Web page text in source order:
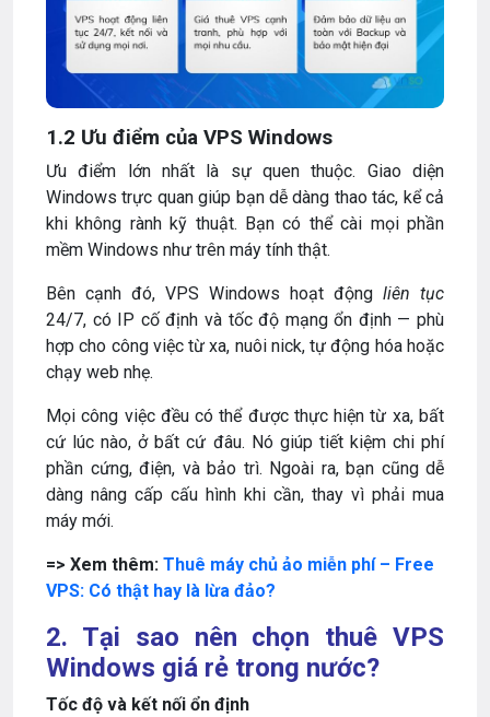
1.2 Ưu điểm của VPS Windows
Ưu điểm lớn nhất là sự quen thuộc. Giao diện
Windows trực quan giúp bạn dễ dàng thao tác, kể cả
khi không rành kỹ thuật. Bạn có thể cài mọi phần
mềm Windows như trên máy tính thật.
Bên cạnh đó, VPS Windows hoạt động liên tục
24/7, có IP cố định và tốc độ mạng ổn định — phù
hợp cho công việc từ xa, nuôi nick, tự động hóa hoặc
chạy web nhẹ.
Mọi công việc đều có thể được thực hiện từ xa, bất
cứ lúc nào, ở bất cứ đâu. Nó giúp tiết kiệm chi phí
phần cứng, điện, và bảo trì. Ngoài ra, bạn cũng dễ
dàng nâng cấp cấu hình khi cần, thay vì phải mua
máy mới.
=> Xem thêm: Thuê máy chủ ảo miễn phí – Free
VPS: Có thật hay là lừa đảo?
2. Tại sao nên chọn thuê VPS
Windows giá rẻ trong nước?
Tốc độ và kết nối ổn định